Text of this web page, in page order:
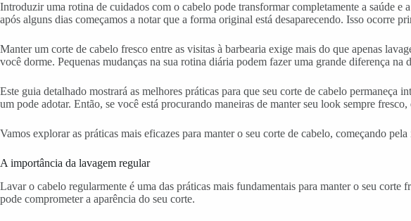
Introduzir uma rotina de cuidados com o cabelo pode transformar completamente a saúde
após alguns dias começamos a notar que a forma original está desaparecendo. Isso ocorre
Manter um corte de cabelo fresco entre as visitas à barbearia exige mais do que apenas
você dorme. Pequenas mudanças na sua rotina diária podem fazer uma grande diferença na
Este guia detalhado mostrará as melhores práticas para que seu corte de cabelo
um pode adotar. Então, se você está procurando maneiras de manter seu look sempre
Vamos explorar as práticas mais eficazes para manter o seu corte de cabelo, começando
A importância da lavagem regular
Lavar o cabelo regularmente é uma das práticas mais fundamentais para manter o seu
pode comprometer a aparência do seu corte.